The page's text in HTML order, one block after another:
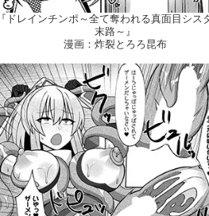
『ドレインチンポ～全て奪われる真面目シス
末路～』
漫画：炸裂とろろ昆布